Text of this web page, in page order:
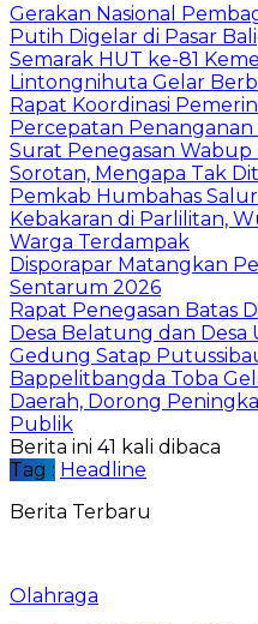
Gerakan Nasional
Putih Digelar di Pasar
Semarak HUT ke-81
Lintongnihuta Gelar
Rapat Koordinasi
Percepatan Penanganan
Surat Penegasan Wabup
Sorotan, Mengapa Tak
Pemkab Humbahas
Kebakaran di Parlilitan,
Warga Terdampak
Disporapar Matangkan
Sentarum 2026
Rapat Penegasan Batas
Desa Belatung dan Desa
Gedung Satap
Bappelitbangda Toba
Daerah, Dorong
Publik
Berita ini 41 kali dibaca
Tag : Headline
Berita Terbaru
Olahraga